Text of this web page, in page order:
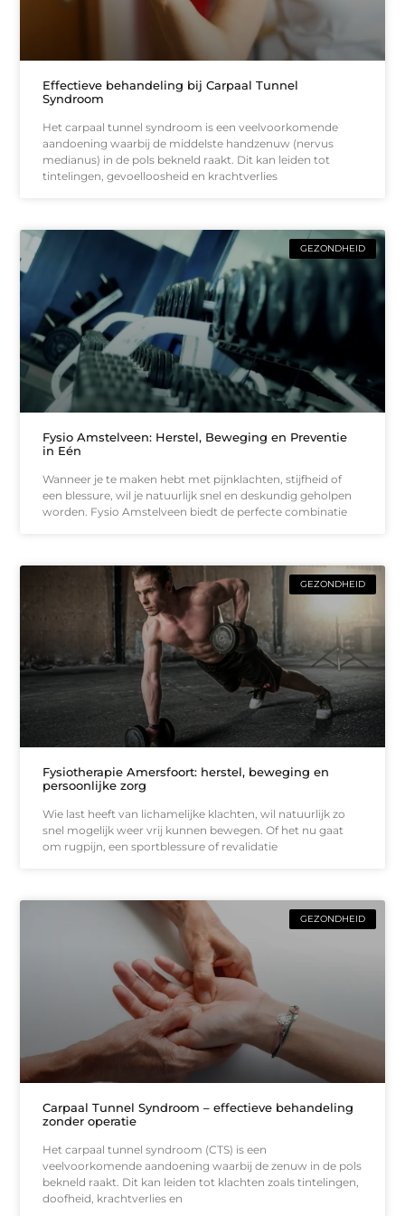
Effectieve behandeling bij Carpaal Tunnel
Syndroom
Het carpaal tunnel syndroom is een veelvoorkomende
aandoening waarbij de middelste handzenuw (nervus
medianus) in de pols bekneld raakt. Dit kan leiden tot
tintelingen, gevoelloosheid en krachtverlies
GEZONDHEID
Fysio Amstelveen: Herstel, Beweging en Preventie
in Eén
Wanneer je te maken hebt met pijnklachten, stijfheid of
een blessure, wil je natuurlijk snel en deskundig geholpen
worden. Fysio Amstelveen biedt de perfecte combinatie
GEZONDHEID
Fysiotherapie Amersfoort: herstel, beweging en
persoonlijke zorg
Wie last heeft van lichamelijke klachten, wil natuurlijk zo
snel mogelijk weer vrij kunnen bewegen. Of het nu gaat
om rugpijn, een sportblessure of revalidatie
GEZONDHEID
Carpaal Tunnel Syndroom – effectieve behandeling
zonder operatie
Het carpaal tunnel syndroom (CTS) is een
veelvoorkomende aandoening waarbij de zenuw in de pols
bekneld raakt. Dit kan leiden tot klachten zoals tintelingen,
doofheid, krachtverlies en